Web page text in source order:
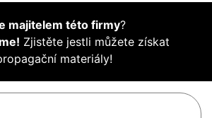
majitelem této firmy?
Zjistěte jestli můžete získat
materiály!